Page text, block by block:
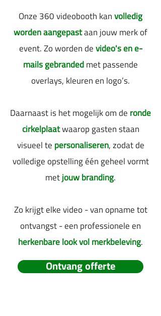
Onze 360 videobooth kanvolledig
worden aangepastaan jouw merk of
event. Zo worden devideo's en e-
mails gebrandedmet passende
overlays, kleuren en logo’s.
Daarnaast is het mogelijk om deronde
cirkelplaatwaarop gasten staan
visueel tepersonaliseren, zodat de
volledige opstelling één geheel vormt
metjouw branding.
Zo krijgt elke video - van opname tot
ontvangst - een professionele en
herkenbare look vol merkbeleving.
Ontvang offerte